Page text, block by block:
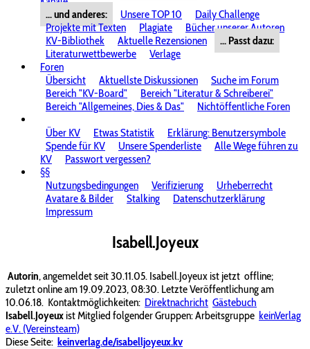
... und anderes:
Unsere TOP 10
Daily Challenge
Projekte mit Texten
Plagiate
Bücher unserer Autoren
KV-Bibliothek
Aktuelle Rezensionen
... Passt dazu:
Literaturwettbewerbe
Verlage
Foren
Übersicht
Aktuellste Diskussionen
Suche im Forum
Bereich "KV-Board"
Bereich "Literatur & Schreiberei"
Bereich "Allgemeines, Dies & Das"
Nichtöffentliche Foren
Über KV
Etwas Statistik
Erklärung: Benutzersymbole
Spende für KV
Unsere Spenderliste
Alle Wege führen zu
KV
Passwort vergessen?
§§
Nutzungsbedingungen
Verifizierung
Urheberrecht
Avatare & Bilder
Stalking
Datenschutzerklärung
Impressum
Isabell.Joyeux
Autorin, angemeldet seit 30.11.05. Isabell.Joyeux ist jetzt offline;
zuletzt online am 19.09.2023, 08:30. Letzte Veröffentlichung am
10.06.18. Kontaktmöglichkeiten: Direktnachricht Gästebuch
Isabell.Joyeux ist Mitglied folgender Gruppen: Arbeitsgruppe keinVerlag
e.V. (Vereinsteam)
Diese Seite: keinverlag.de/isabelljoyeux.kv